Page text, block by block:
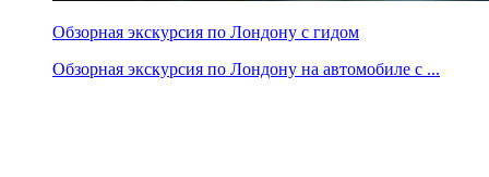
Обзорная экскурсия по Лондону с гидом
Обзорная экскурсия по Лондону на автомобиле с ...